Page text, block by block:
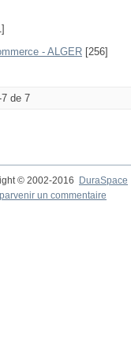
- ALGER [256]
de 7
© 2002-2016 DuraSpace
un commentaire